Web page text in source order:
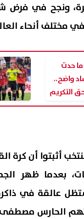
ونجح في
مختلف أنحاء
ما حدث
واضح..
التكريم
أثبتوا أن كرة
بعدما ظهر
عالقة في
الحارس مصطفى
تدوير المخلفات